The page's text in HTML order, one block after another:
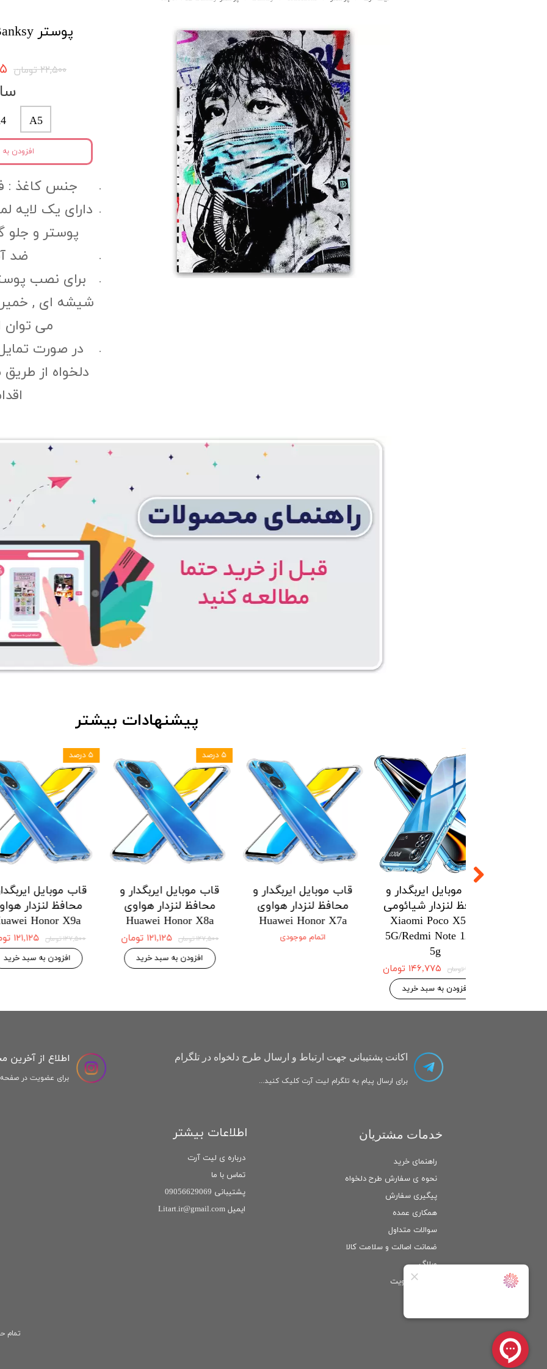
پوستر Banksy کد bnpo74
۲۲,۵۰۰ تومان
جنس کاغذ :‌
دارای یک لایه
پوستر و
ضد
برای نصب
شیشه ای ,
می توان
در صورت
دلخواه از
A5
افزودن
قاب موبایل
محافظ
X9a
۱۲۷,۵۰۰ تومان
افزودن به
قاب موبایل ایربگدار و
محافظ لنزدار هواوی
Huawei Honor X8a
۱۲۷,۵۰۰ تومان ۱۲۱,۱۲۵ تومان
افزودن به سبد خرید
قاب موبایل ایربگدار و
محافظ لنزدار هواوی
Huawei Honor X7a
اتمام موجودی
قاب موبایل ایربگدار و
محافظ لنزدار شیائومی
Xiaomi Poco X5pro
5G/Redmi Note 12pro
۱۵۴,۵۰۰ تومان ۱۴۶,۷۷۵ تومان
افزودن به سبد خرید
۵ درصد
پیشنهادات بیشتر
راهنمای خرید
نحوه ی سفارش طرح دلخواه
پیگیری سفارش
همکاری عمده
سوالات متداول
ضمانت اصالت و سلامت كالا
وبلاگ
خدمات مشتریان
اکانت پشتیبانی جهت ارتباط و ارسال طرح دلخواه در تلگرام
برای ارسال پیام به تلگرام لیت آرت کلیک کنید...
اطلاعات بیشتر
درباره ی لیت آرت
تماس با ما
پشتیبانی 09056629069
ایمیل Litart.ir@gmail.com
تمام
اطلاع از
برای عضویت در صفحه
عضویت